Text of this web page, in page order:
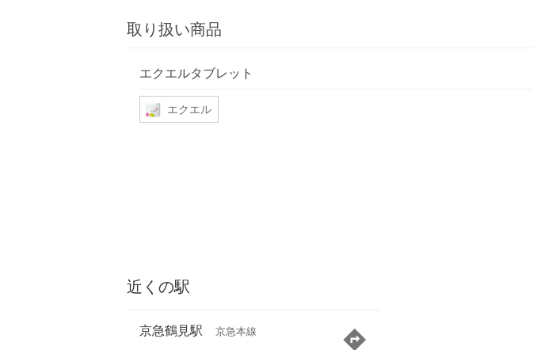
取り扱い商品
エクエルタブレット
エクエル
近くの駅
京急鶴見駅 京急本線